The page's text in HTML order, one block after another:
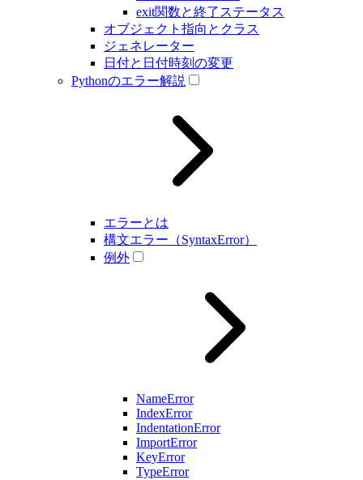
exit関数と終了ステータス
オブジェクト指向とクラス
ジェネレーター
日付と日付時刻の変更
Pythonのエラー解説
エラーとは
構文エラー（SyntaxError）
例外
NameError
IndexError
IndentationError
ImportError
KeyError
TypeError